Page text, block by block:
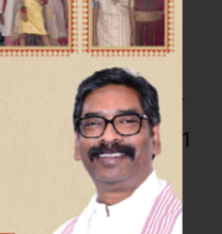
पहले बल्लेबाजी
ने दक्षिण अफ्रीका
विकेट के लिए 141
अल्जारी जोसेफ ने
हाथों कैच कराकर